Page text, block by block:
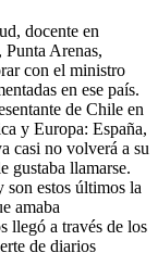
docente en
Arenas,
con el ministro
en ese país.
de Chile en
y Europa: España,
casi no volverá a su
gustaba llamarse.
estos últimos la
amaba
llegó a través de los
de diarios